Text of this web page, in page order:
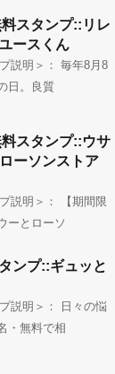
スタンプ::リレ
ースくん
説明＞： 毎年8月8
日。良質
スタンプ::ウサ
ーソンストア
説明＞： 【期間限
ーとローソ
ンプ::ギュッと
説明＞： 日々の悩
・無料で相